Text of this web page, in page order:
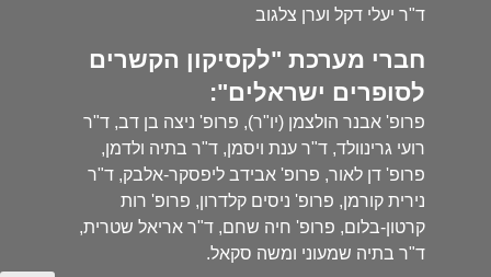
ד"ר יעלי דקל וערן צלגוב
חברי מערכת "לקסיקון הקשרים
לסופרים ישראלים":
פרופ' אבנר הולצמן (יו"ר), פרופ' ניצה בן דב, ד"ר
רועי גרינוולד, ד"ר ענת ויסמן, ד"ר בתיה ולדמן,
פרופ' דן לאור, פרופ' אבידב ליפסקר-אלבק, ד"ר
נירית קורמן, פרופ' ניסים קלדרון, פרופ' רות
קרטון-בלום, פרופ' חיה שחם, ד"ר אריאל שטרית,
ד"ר בתיה שמעוני ומשה סקאל.